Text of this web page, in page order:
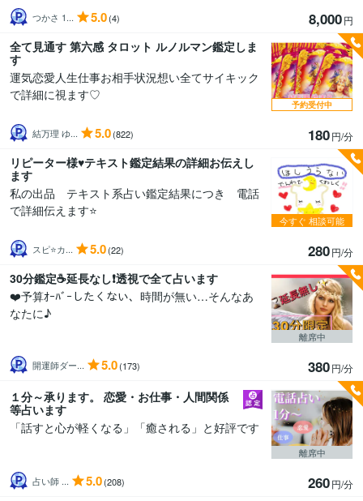
つかさ 1... 5.0(4) 8,000円
全て見通す 第六感 タロット ルノルマン鑑定しま
す
運気恋愛人生仕事お相手状況想い全てサイキック
で詳細に視ます♡
結万理 ゆ... 5.0(822) 180円/分
予約受付中
リピーター様♥️テキスト鑑定結果の詳細お伝えし
ます
私の出品 テキスト系占い鑑定結果につき 電話
で詳細伝えます⭐
スピ⭐️カ... 5.0(22) 280円/分
今すぐ 相談可能
30分鑑定☕️延長なし❗️透視で全て占います
❤️予算ｵｰﾊﾞｰしたくない、時間が無い…そんなあ
なたに♪
開運師ダー... 5.0(173) 380円/分
離席中
１分～承ります。 恋愛・お仕事・人間関係
等占います
「話すと心が軽くなる」「癒される」と好評です
占い師 ... 5.0(208) 260円/分
離席中